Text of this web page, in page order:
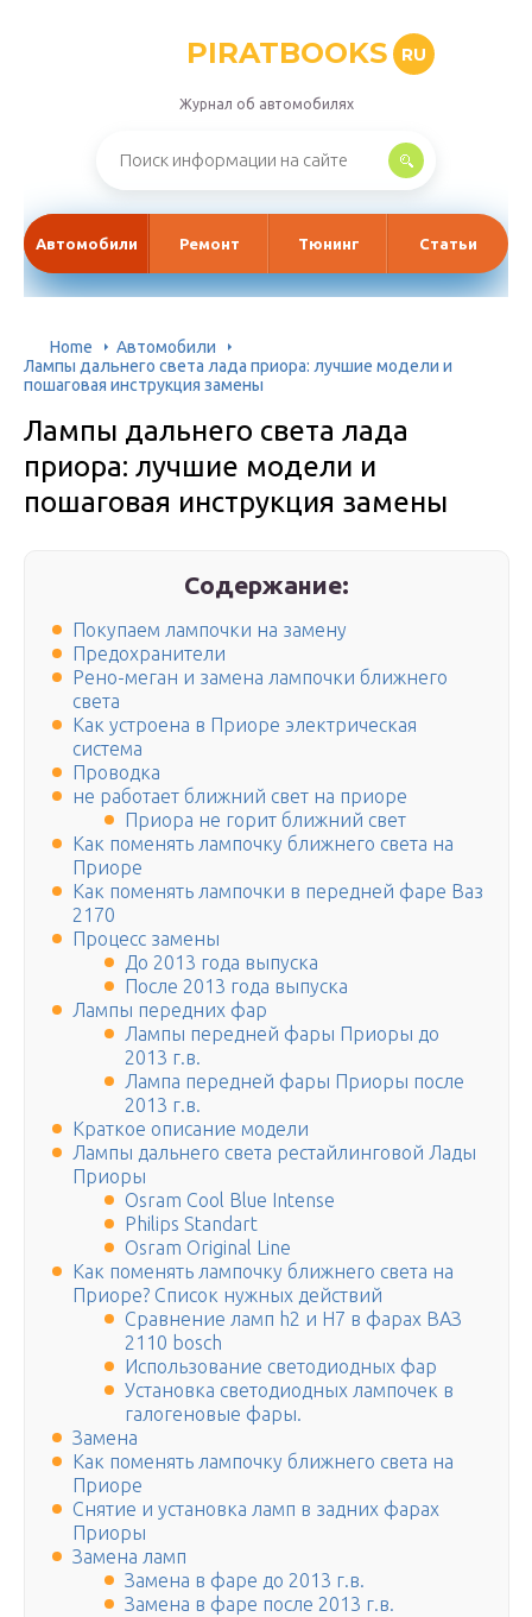
PIRATBOOKS RU
Журнал об автомобилях
Автомобили Ремонт Тюнинг Статьи
Home
Автомобили
Лампы дальнего света лада приора: лучшие модели и
пошаговая инструкция замены
Лампы дальнего света лада
приора: лучшие модели и
пошаговая инструкция замены
Содержание:
Покупаем лампочки на замену
Предохранители
Рено-меган и замена лампочки ближнего
света
Как устроена в Приоре электрическая
система
Проводка
не работает ближний свет на приоре
Приора не горит ближний свет
Как поменять лампочку ближнего света на
Приоре
Как поменять лампочки в передней фаре Ваз
2170
Процесс замены
До 2013 года выпуска
После 2013 года выпуска
Лампы передних фар
Лампы передней фары Приоры до
2013 г.в.
Лампа передней фары Приоры после
2013 г.в.
Краткое описание модели
Лампы дальнего света рестайлинговой Лады
Приоры
Osram Cool Blue Intense
Philips Standart
Osram Original Line
Как поменять лампочку ближнего света на
Приоре? Список нужных действий
Сравнение ламп h2 и H7 в фарах ВАЗ
2110 bosch
Использование светодиодных фар
Установка светодиодных лампочек в
галогеновые фары.
Замена
Как поменять лампочку ближнего света на
Приоре
Снятие и установка ламп в задних фарах
Приоры
Замена ламп
Замена в фаре до 2013 г.в.
Замена в фаре после 2013 г.в.